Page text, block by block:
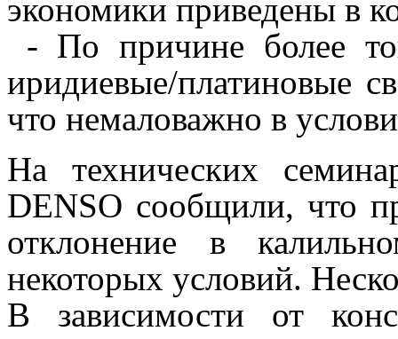
экономики приведены в
- По причине более
иридиевые/платиновые
что немаловажно в
На технических
DENSO сообщили, что
отклонение в
некоторых условий.
В зависимости от